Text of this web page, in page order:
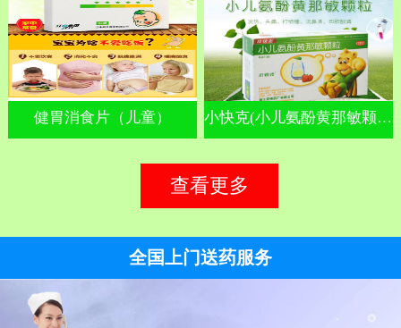
健胃消食片（儿童） 小快克(小儿氨酚黄那敏颗粒)
查看更多
全国上门送药服务